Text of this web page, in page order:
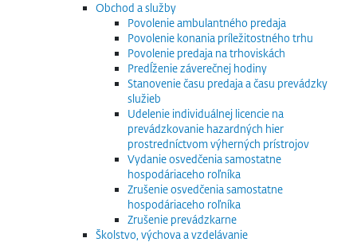
Obchod a služby
Povolenie ambulantného predaja
Povolenie konania príležitostného trhu
Povolenie predaja na trhoviskách
Predĺženie záverečnej hodiny
Stanovenie času predaja a času prevádzky
služieb
Udelenie individuálnej licencie na
prevádzkovanie hazardných hier
prostredníctvom výherných prístrojov
Vydanie osvedčenia samostatne
hospodáriaceho roľníka
Zrušenie osvedčenia samostatne
hospodáriaceho roľníka
Zrušenie prevádzkarne
Školstvo, výchova a vzdelávanie